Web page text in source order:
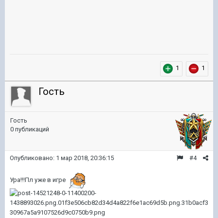
1 1
Гость
Гость
0 публикаций
#4
Опубликовано: 1 мар 2018, 20:36:15
Ура!!!Пл уже в игре